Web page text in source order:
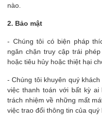
nào.
2. Bảo mật
- Chúng tôi có biện pháp
ngăn chặn truy cập trái
hoặc tiêu hủy hoặc thiệt hại
- Chúng tôi khuyên quý
việc thanh toán với bất kỳ ai
trách nhiệm về những mất
việc trao đổi thông tin của